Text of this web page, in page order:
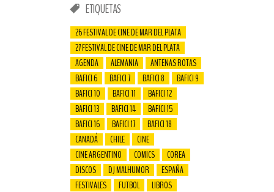
ETIQUETAS
26 FESTIVAL DE CINE DE MAR DEL PLATA
27 FESTIVAL DE CINE DE MAR DEL PLATA
AGENDA
ALEMANIA
ANTENAS ROTAS
BAFICI 6
BAFICI 7 BAFICI 8
BAFICI 9
BAFICI 10
BAFICI 11
BAFICI 12
BAFICI 13
BAFICI 14
BAFICI 15
BAFICI 16
BAFICI 17
BAFICI 18
CANADÁ
CHILE
CINE
CINE ARGENTINO
COMICS
COREA
DISCOS
DJ MALHUMOR
ESPAÑA
FESTIVALES
FUTBOL
LIBROS